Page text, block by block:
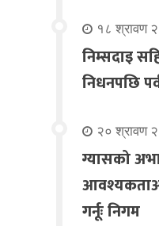
१८ श्रावण
निम्सदाइ
निधनपछि
२० श्रावण
ग्यासको
गर्नूः निगम